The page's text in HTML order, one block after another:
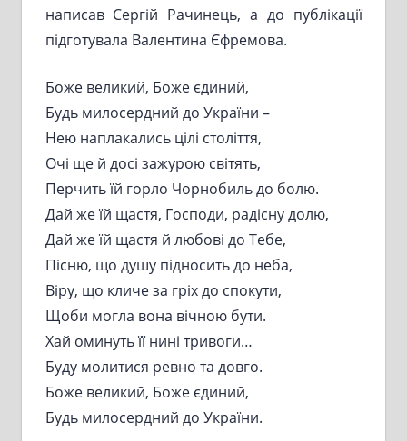
написав Сергій Рачинець, а до публікації
підготувала Валентина Єфремова.
Боже великий, Боже єдиний,
Будь милосердний до України –
Нею наплакались цілі століття,
Очі ще й досі зажурою світять,
Перчить їй горло Чорнобиль до болю.
Дай же їй щастя, Господи, радісну долю,
Дай же їй щастя й любові до Тебе,
Пісню, що душу підносить до неба,
Віру, що кличе за гріх до спокути,
Щоби могла вона вічною бути.
Хай оминуть її нині тривоги…
Буду молитися ревно та довго.
Боже великий, Боже єдиний,
Будь милосердний до України.